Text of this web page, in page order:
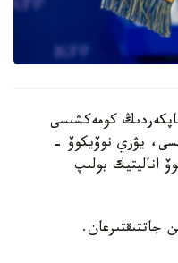
كومەكشىسى
يۋري نوۆيكوۆ -
اناليتيك بولىپ
جاتتىقتىرعان.